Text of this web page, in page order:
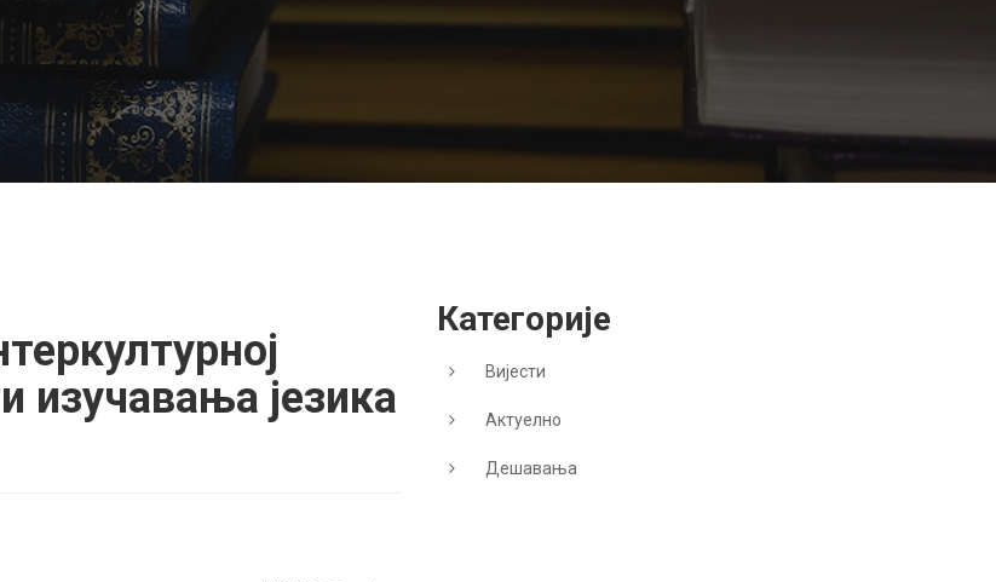
изучавања језика
Категорије
Вијести
Актуелно
Дешавања